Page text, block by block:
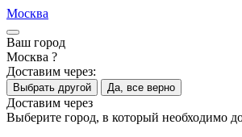
Москва
Ваш город
Москва ?
Доставим через:
Выбрать другой Да, все верно
Доставим через
Выберите город, в который необходимо